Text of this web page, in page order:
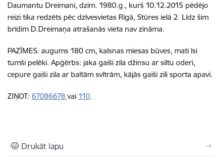
Daumantu Dreimani, dzim. 1980.g., kurš 10.12.2015 pēdējo
reizi tika redzēts pēc dzīvesvietas Rīgā, Stūres ielā 2. Līdz šim
brīdim D.Dreimaņa atrašanās vieta nav zināma.
PAZĪMES: augums 180 cm, kalsnas miesas būves, mati īsi
tumši pelēki. Apģērbs: jaka gaiši zila džinsu ar siltu oderi,
cepure gaiši zila ar baltām svītrām, kājās gaiši zili sporta apavi.
ZIŅOT: 67086678 vai 110.
Drukāt lapu